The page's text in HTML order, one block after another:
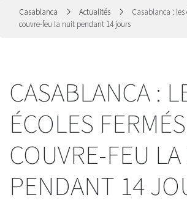
Casablanca Actualités
Casablanca : les
couvre-feu la nuit pendant 14 jours
CASABLANCA :
ÉCOLES
COUVRE-FEU
PENDANT 14